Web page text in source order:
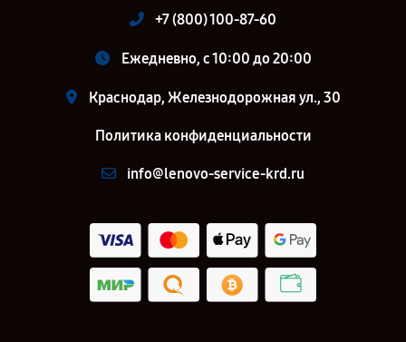
+7 (800) 100-87-60
Ежедневно, с 10:00 до 20:00
Краснодар, Железнодорожная ул., 30
Политика конфиденциальности
info@lenovo-service-krd.ru